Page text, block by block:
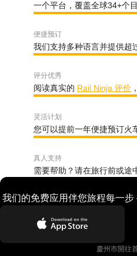
一个平台，覆盖全球34+个
便捷预订
我们支持多种语言并提供超
评分优秀
阅读真实的 Rail Ninja 评价
灵活计划
您可以提前一年便捷预订火
真人支持
需要帮助？请在旅行前或途
我们的免费应用伴您旅程每一
慶州市開往